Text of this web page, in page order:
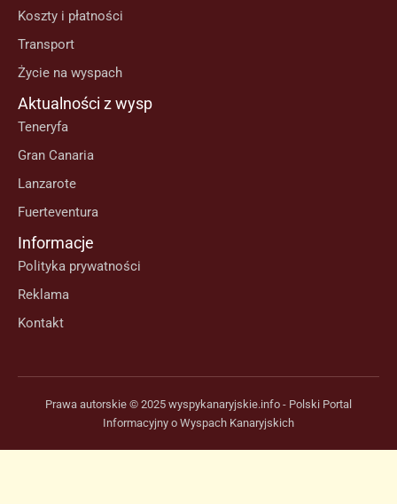
Koszty i płatności
Transport
Życie na wyspach
Aktualności z wysp
Teneryfa
Gran Canaria
Lanzarote
Fuerteventura
Informacje
Polityka prywatności
Reklama
Kontakt
Prawa autorskie © 2025 wyspykanaryjskie.info - Polski Portal
Informacyjny o Wyspach Kanaryjskich